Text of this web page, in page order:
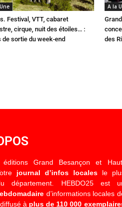
Festival, VTT, cabaret
cirque, nuit des étoiles… :
de sortie du week-end
A la
des
éditions Grand Besançon et
journal d’infos localesle
département. HEBDO25 est
d’informations locales
à plus de 110 000